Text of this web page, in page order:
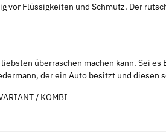
vor Flüssigkeiten und Schmutz. Der
überraschen machen kann. Sei es
der ein Auto besitzt und diesen
/ KOMBI